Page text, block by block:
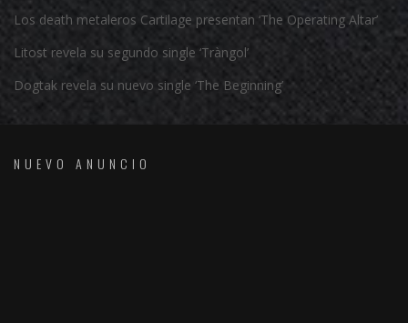
Los death metaleros Cartilage presentan ‘The Operating Altar’
Litost revela su segundo single ‘Tràngol’
Dogtak revela su nuevo single ‘The Beginning’
NUEVO ANUNCIO